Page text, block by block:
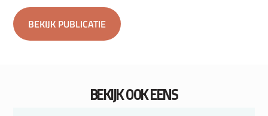
BEKIJK PUBLICATIE
BEKIJK OOK EENS